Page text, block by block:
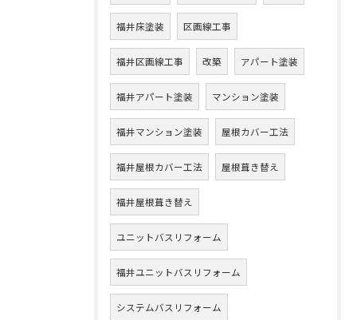
福井床塗装 区画線工事
福井区画線工事 改築 アパート塗装
福井アパート塗装 マンション塗装
福井マンション塗装 屋根カバー工法
福井屋根カバー工法 屋根葺き替え
福井屋根葺き替え
ユニットバスリフォーム
福井ユニットバスリフォーム
システムバスリフォーム